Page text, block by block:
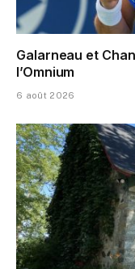
Galarneau et
l’Omnium
6 août 2026